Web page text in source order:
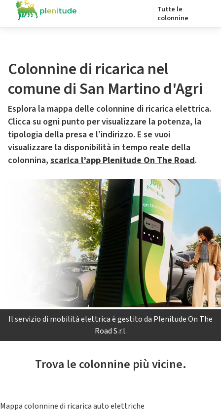
Tutte le
colonnine
Colonnine di ricarica nel
comune di San Martino d'Agri
Esplora la mappa delle colonnine di ricarica elettrica.
Clicca su ogni punto per visualizzare la potenza, la
tipologia della presa e l’indirizzo. E se vuoi
visualizzare la disponibilità in tempo reale della
colonnina, scarica l’app Plenitude On The Road.
Il servizio di mobilità elettrica è gestito da Plenitude On The
Road S.r.l.
Trova le colonnine più vicine.
Mappa colonnine di ricarica auto elettriche